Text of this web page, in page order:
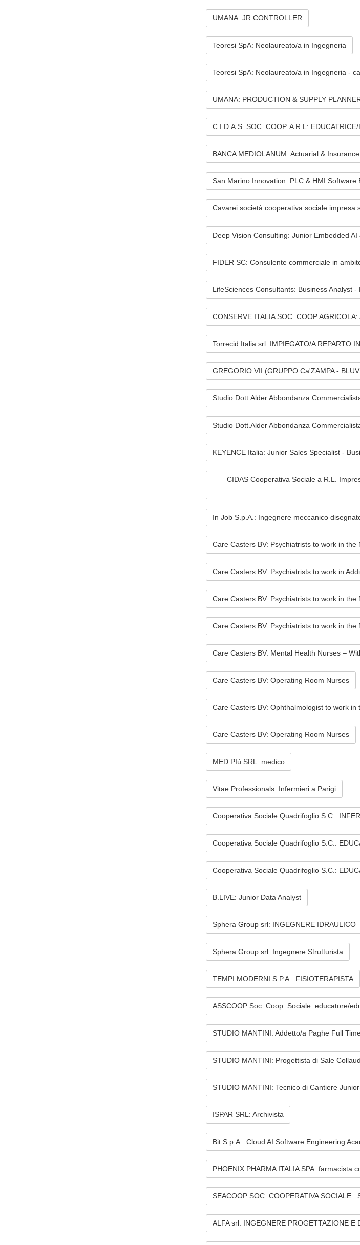
UMANA: JR CONTROLLER
Teoresi SpA: Neolaureato/a in Ingegneria
Teoresi SpA: Neolaureato/a in Ingegneria -
UMANA: PRODUCTION & SUPPLY
C.I.D.A.S. SOC. COOP. A R.L:
BANCA MEDIOLANUM: Actuarial &
San Marino Innovation: PLC & HMI Software
Cavarei società cooperativa sociale impresa
Deep Vision Consulting: Junior Embedded
FIDER SC: Consulente commerciale in
LifeSciences Consultants: Business Analyst -
CONSERVE ITALIA SOC. COOP
Torrecid Italia srl: IMPIEGATO/A REPARTO
GREGORIO VII (GRUPPO Ca'ZAMPA -
Studio Dott.Alder Abbondanza
Studio Dott.Alder Abbondanza
KEYENCE Italia: Junior Sales Specialist -
CIDAS Cooperativa Sociale a R.L.
In Job S.p.A.: Ingegnere meccanico
Care Casters BV: Psychiatrists to work in the
Care Casters BV: Psychiatrists to work in
Care Casters BV: Psychiatrists to work in the
Care Casters BV: Psychiatrists to work in the
Care Casters BV: Mental Health Nurses –
Care Casters BV: Operating Room Nurses
Care Casters BV: Ophthalmologist to work in
Care Casters BV: Operating Room Nurses
MED PIù SRL: medico
Vitae Professionals: Infermieri a Parigi
Cooperativa Sociale Quadrifoglio S.C.:
Cooperativa Sociale Quadrifoglio S.C.:
Cooperativa Sociale Quadrifoglio S.C.:
B.LIVE: Junior Data Analyst
Sphera Group srl: INGEGNERE IDRAULICO
Sphera Group srl: Ingegnere Strutturista
TEMPI MODERNI S.P.A.: FISIOTERAPISTA
ASSCOOP Soc. Coop. Sociale: educatore/
STUDIO MANTINI: Addetto/a Paghe Full
STUDIO MANTINI: Progettista di Sale
STUDIO MANTINI: Tecnico di Cantiere
ISPAR SRL: Archivista
Bit S.p.A.: Cloud AI Software Engineering
PHOENIX PHARMA ITALIA SPA: farmacista
SEACOOP SOC. COOPERATIVA SOCIALE :
ALFA srl: INGEGNERE PROGETTAZIONE E